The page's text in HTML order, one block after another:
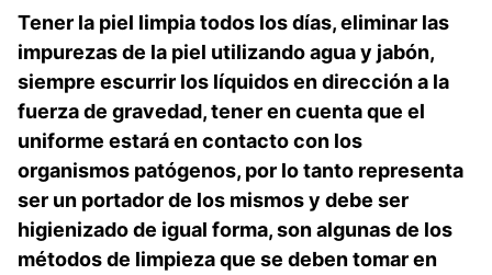
Tener la piel limpia todos los días, eliminar las
impurezas de la piel utilizando agua y jabón,
siempre escurrir los líquidos en dirección a la
fuerza de gravedad, tener en cuenta que el
uniforme estará en contacto con los
organismos patógenos, por lo tanto representa
ser un portador de los mismos y debe ser
higienizado de igual forma, son algunas de los
métodos de limpieza que se deben tomar en